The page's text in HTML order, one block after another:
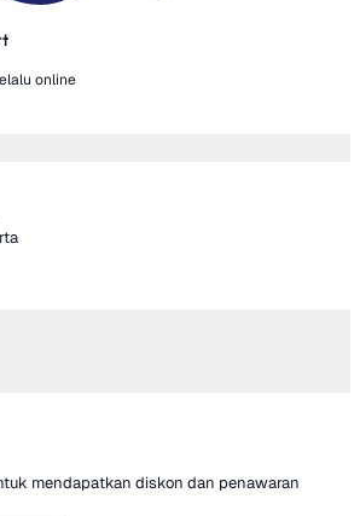
online
mendapatkan diskon dan penawaran